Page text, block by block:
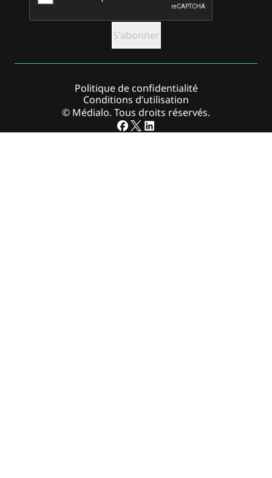
© Médialo. Tous droits réservés.
Politique de confidentialité
Conditions d’utilisation